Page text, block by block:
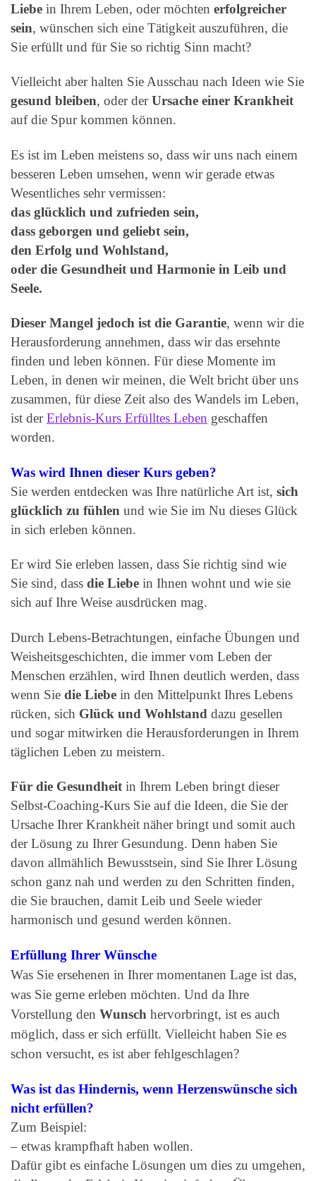
Liebe in Ihrem Leben, oder möchten erfolgreicher
sein, wünschen sich eine Tätigkeit auszuführen, die
Sie erfüllt und für Sie so richtig Sinn macht?
Vielleicht aber halten Sie Ausschau nach Ideen wie Sie
gesund bleiben, oder derUrsache einer Krankheit
auf die Spur kommen können.
Es ist im Leben meistens so, dass wir uns nach einem
besseren Leben umsehen, wenn wir gerade etwas
Wesentliches sehr vermissen:
das glücklich und zufrieden sein,
dass geborgen und geliebt sein,
den Erfolg und Wohlstand,
oder die Gesundheit und Harmonie in Leib und
Seele.
Dieser Mangel jedoch ist die Garantie, wenn wir die
Herausforderung annehmen, dass wir das ersehnte
finden und leben können. Für diese Momente im
Leben, in denen wir meinen, die Welt bricht über uns
zusammen, für diese Zeit also des Wandels im Leben,
ist derErlebnis-Kurs Erfülltes Leben geschaffen
worden.
Was wird Ihnen dieser Kurs geben?
Sie werden entdecken was Ihre natürliche Art ist, sich
glücklich zu fühlen und wie Sie im Nu dieses Glück
in sich erleben können.
Er wird Sie erleben lassen, dass Sie richtig sind wie
Sie sind, dass die Liebe in Ihnen wohnt und wie sie
sich auf Ihre Weise ausdrücken mag.
Durch Lebens-Betrachtungen, einfache Übungen und
Weisheitsgeschichten, die immer vom Leben der
Menschen erzählen, wird Ihnen deutlich werden, dass
wenn Sie die Liebe in den Mittelpunkt Ihres Lebens
rücken, sich Glück und Wohlstand dazu gesellen
und sogar mitwirken die Herausforderungen in Ihrem
täglichen Leben zu meistern.
Für die Gesundheitin Ihrem Leben bringt dieser
Selbst-Coaching-Kurs Sie auf die Ideen, die Sie der
Ursache Ihrer Krankheit näher bringt und somit auch
der Lösung zu Ihrer Gesundung. Denn haben Sie
davon allmählich Bewusstsein, sind Sie Ihrer Lösung
schon ganz nah und werden zu den Schritten finden,
die Sie brauchen, damit Leib und Seele wieder
harmonisch und gesund werden können.
Erfüllung Ihrer Wünsche
Was Sie ersehenen in Ihrer momentanen Lage ist das,
was Sie gerne erleben möchten. Und da Ihre
Vorstellung den Wunsch hervorbringt, ist es auch
möglich, dass er sich erfüllt. Vielleicht haben Sie es
schon versucht, es ist aber fehlgeschlagen?
Was ist das Hindernis, wenn Herzenswünsche sich
nicht erfüllen?
Zum Beispiel:
– etwas krampfhaft haben wollen.
Dafür gibt es einfache Lösungen um dies zu umgehen,